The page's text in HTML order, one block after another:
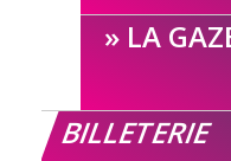
LA
BILLETERIE